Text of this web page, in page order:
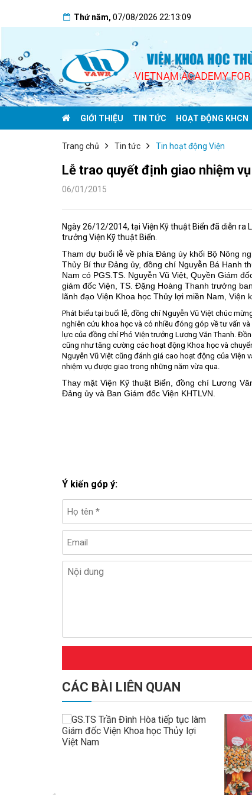
Thứ năm, 07/08/2026 22:13:10
GIỚI THIỆU TIN TỨC HOẠT ĐỘNG KHCN
Trang chủ Tin tức Tin hoạt động Viện
Lễ trao quyết định giao nhiệm
06/01/2015
Ngày 26/12/2014, tại Viện Kỹ thuật Biển đã diễn ra
trưởng Viện Kỹ thuật Biển.
Tham dự buổi lễ về phía Đảng ủy khối Bộ Nông
Thủy Bí thư Đảng ủy, đồng chí Nguyễn Bá Hanh
Nam có PGS.TS. Nguyễn Vũ Việt, Quyền Giám
giám đốc Viện, TS. Đặng Hoàng Thanh trưởng
lãnh đạo Viện Khoa học Thủy lợi miền Nam, Viện
Phát biểu tại buổi lễ, đồng chí Nguyễn Vũ Việt chúc
nghiên cứu khoa học và có nhiều đóng góp về tư vấn
lực của đồng chí Phó Viện trưởng Lương Văn Thanh.
cũng như tăng cường các hoạt động Khoa học và
Nguyễn Vũ Việt cũng đánh giá cao hoạt động của
nhiệm vụ được giao trong những năm vừa qua.
Thay mặt Viện Kỹ thuật Biển, đồng chí Lương
Đảng ủy và Ban Giám đốc Viện KHTLVN.
Ý kiến góp ý:
CÁC BÀI LIÊN QUAN